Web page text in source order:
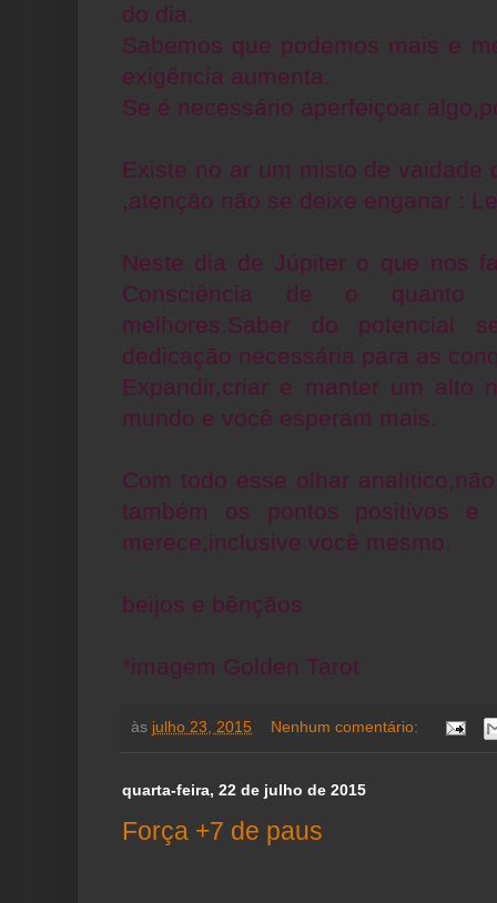
do dia.
Sabemos que podemos mais e
exigência aumenta.
Se é necessário aperfeiçoar
Existe no ar um misto de vaidade
,atenção não se deixe enganar :
Neste dia de Júpiter o que nos
Consciência de o quanto
melhores.Saber do potencial
dedicação necessária para as
Expandir,criar e manter um alto
mundo e você esperam mais.
Com todo esse olhar
também os pontos positivos
merece,inclusive você mesmo.
beijos e bênçãos
*imagem Golden Tarot
às julho 23, 2015 Nenhum comentário:
quarta-feira, 22 de julho de 2015
Força +7 de paus